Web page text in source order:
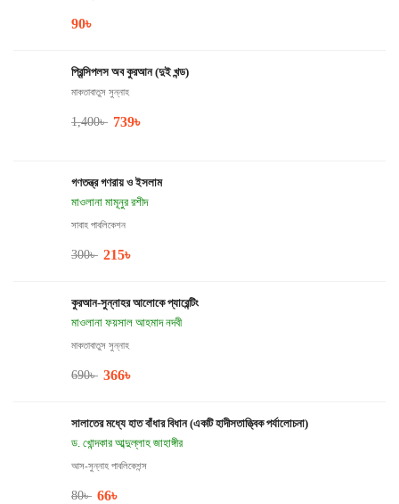
90৳
প্রিন্সিপলস অব কুরআন (দুই খন্ড)
মাকতাবাতুস সুন্নাহ
1,400৳ 739৳
গণতন্ত্র গণরায় ও ইসলাম
মাওলানা মামূনুর রশীদ
সাবাহ পাবলিকেশন
300৳ 215৳
কুরআন-সুন্নাহর আলোকে প্যারেন্টিং
মাওলানা ফয়সাল আহমাদ নদবী
মাকতাবাতুস সুন্নাহ
690৳ 366৳
সালাতের মধ্যে হাত বাঁধার বিধান (একটি হাদীসতাত্ত্বিক পর্যালোচনা)
ড. খোন্দকার আব্দুল্লাহ জাহাঙ্গীর
আস-সুন্নাহ পাবলিকেশন্স
80৳ 66৳